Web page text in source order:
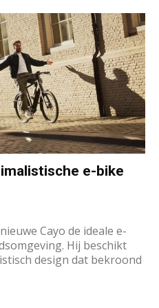
e-bike
Cayo de ideale e-
Hij beschikt
design dat bekroond